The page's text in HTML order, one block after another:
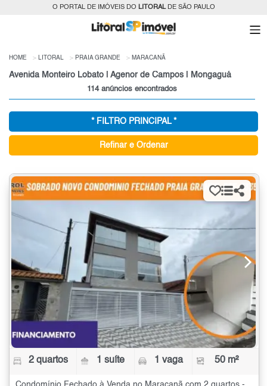
O PORTAL DE IMÓVEIS DO LITORALDE SÃO PAULO
HOME LITORAL PRAIA GRANDE MARACANÃ
Avenida Monteiro Lobato | Agenor de Campos | Mongaguá
114 anúncios encontrados
* FILTRO PRINCIPAL *
Refinar e Ordenar
2 quartos 1 suíte 1 vaga 50 m²